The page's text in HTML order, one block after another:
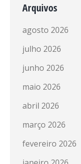
Arquivos
agosto 2026
julho 2026
junho 2026
maio 2026
abril 2026
março 2026
fevereiro 2026